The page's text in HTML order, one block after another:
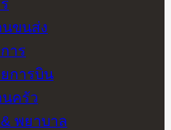
นขนส่ง
าร
ยการบิน
นครัว
พยาบาล